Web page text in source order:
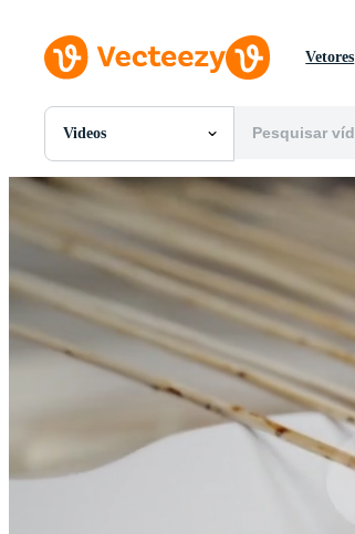
Vetores
Videos
Todas Imagens
Fotos
SVGs
Modelos
Vetores
Videos
Motion graphics
Imagens Editoriais
Eventos Editoriais